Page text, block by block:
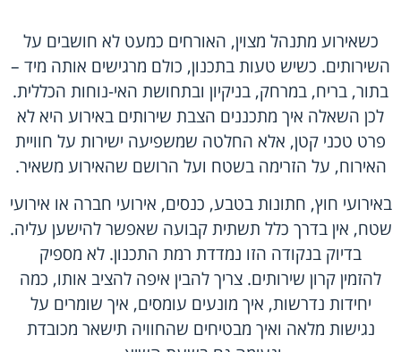
כשאירוע מתנהל מצוין, האורחים כמעט לא חושבים על
השירותים. כשיש טעות בתכנון, כולם מרגישים אותה מיד –
בתור, בריח, במרחק, בניקיון ובתחושת האי-נוחות הכללית.
לכן השאלה איך מתכננים הצבת שירותים באירוע היא לא
פרט טכני קטן, אלא החלטה שמשפיעה ישירות על חוויית
האירוח, על הזרימה בשטח ועל הרושם שהאירוע משאיר.
באירועי חוץ, חתונות בטבע, כנסים, אירועי חברה או אירועי
שטח, אין בדרך כלל תשתית קבועה שאפשר להישען עליה.
בדיוק בנקודה הזו נמדדת רמת התכנון. לא מספיק
להזמיןקרון שירותים. צריך להבין איפה להציב אותו, כמה
יחידות נדרשות, איך מונעים עומסים, איך שומרים על
נגישות מלאה ואיך מבטיחים שהחוויה תישאר מכובדת